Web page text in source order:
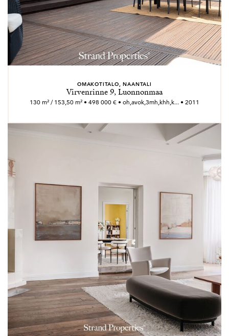
OMAKOTITALO, NAANTALI
Virvenrinne 9, Luonnonmaa
130 m² / 153,50 m² • 498 000 € • oh,avok,3mh,khh,k... • 2011